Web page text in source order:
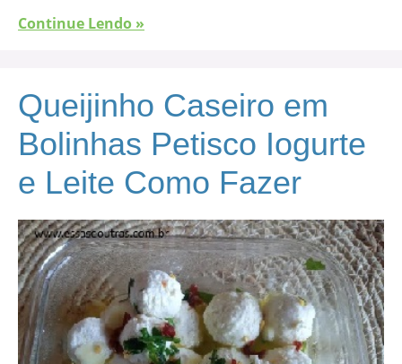
Continue Lendo »
Queijinho Caseiro em
Bolinhas Petisco Iogurte
e Leite Como Fazer